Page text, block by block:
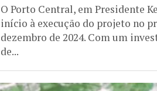
O Porto Central, em Presidente
início à execução do projeto no
dezembro de 2024. Com um
de...